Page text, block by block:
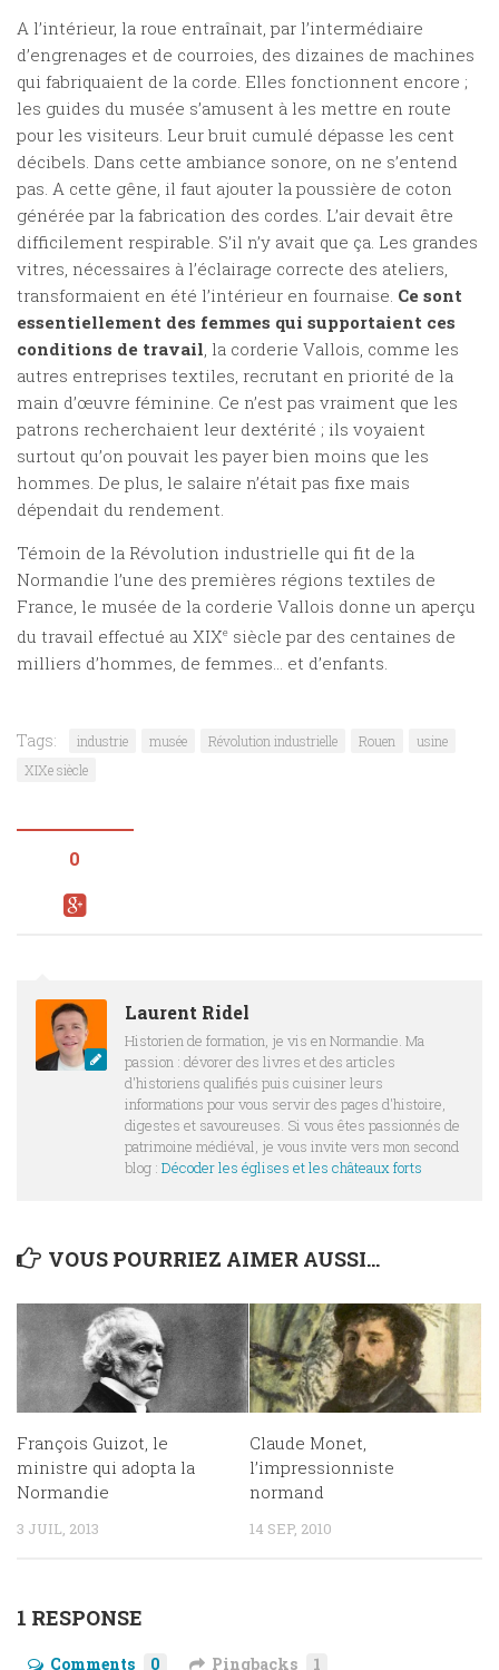
A l’intérieur, la roue entraînait, par l’intermédiaire
d’engrenages et de courroies, des dizaines de machines
qui fabriquaient de la corde. Elles fonctionnent encore ;
les guides du musée s’amusent à les mettre en route
pour les visiteurs. Leur bruit cumulé dépasse les cent
décibels. Dans cette ambiance sonore, on ne s’entend
pas. A cette gêne, il faut ajouter la poussière de coton
générée par la fabrication des cordes. L’air devait être
difficilement respirable. S’il n’y avait que ça. Les grandes
vitres, nécessaires à l’éclairage correcte des ateliers,
transformaient en été l’intérieur en fournaise. Ce sont
essentiellement des femmes qui supportaient ces
conditions de travail , la corderie Vallois, comme les
autres entreprises textiles, recrutant en priorité de la
main d’œuvre féminine. Ce n’est pas vraiment que les
patrons recherchaient leur dextérité ; ils voyaient
surtout qu’on pouvait les payer bien moins que les
hommes. De plus, le salaire n’était pas fixe mais
dépendait du rendement.
Témoin de la Révolution industrielle qui fit de la
Normandie l’une des premières régions textiles de
France, le musée de la corderie Vallois donne un aperçu
du travail effectué au XIXe siècle par des centaines de
milliers d’hommes, de femmes… et d’enfants.
Tags: industrie musée Révolution industrielle Rouen
usine
XIXe siècle
0
Laurent Ridel
Historien de formation, je vis en Normandie. Ma
passion : dévorer des livres et des articles
d'historiens qualifiés puis cuisiner leurs
informations pour vous servir des pages d'histoire,
digestes et savoureuses. Si vous êtes passionnés de
patrimoine médiéval, je vous invite vers mon second
blog : Décoder les églises et les châteaux forts
VOUS POURRIEZ AIMER AUSSI...
François Guizot, le
ministre qui adopta la
Normandie
3 JUIL, 2013
Claude Monet,
l’impressionniste
normand
14 SEP, 2010
1 RESPONSE
Comments 0 Pingbacks 1